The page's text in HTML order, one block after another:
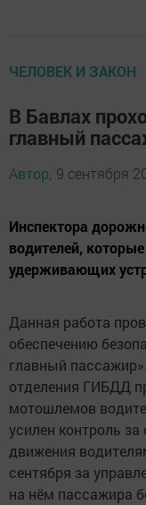
ЧЕЛОВЕК И ЗАКОН
В Бавлах
главный
Автор, 9 сентября
Инспектора
водителей,
удерживающих
Данная работа
обеспечению
главный
отделения ГИБДД
мотошлемов
усилен контроль
движения
сентября за
на нём пассажира